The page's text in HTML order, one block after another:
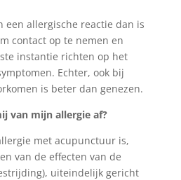
allergische reactie dan is
contact op te nemen en
instantie richten op het
Echter, ook bij
is beter dan genezen.
van mijn allergie af?
met acupunctuur is,
van de effecten van de
uiteindelijk gericht